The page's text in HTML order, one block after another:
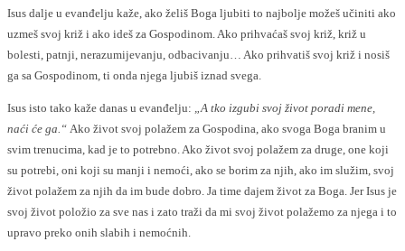
Isus dalje u evanđelju kaže, ako želiš Boga ljubiti to najbolje možeš učiniti ako
uzmeš svoj križ i ako ideš za Gospodinom. Ako prihvaćaš svoj križ, križ u
bolesti, patnji, nerazumijevanju, odbacivanju… Ako prihvatiš svoj križ i nosiš
ga sa Gospodinom, ti onda njega ljubiš iznad svega.
Isus isto tako kaže danas u evanđelju:
„A tko izgubi svoj život poradi mene,
naći će ga.“ Ako život svoj polažem za Gospodina, ako svoga Boga branim u
svim trenucima, kad je to potrebno. Ako život svoj polažem za druge, one koji
su potrebi, oni koji su manji i nemoći, ako se borim za njih, ako im služim, svoj
život polažem za njih da im bude dobro. Ja time dajem život za Boga. Jer Isus je
svoj život položio za sve nas i zato traži da mi svoj život polažemo za njega i to
upravo preko onih slabih i nemoćnih.